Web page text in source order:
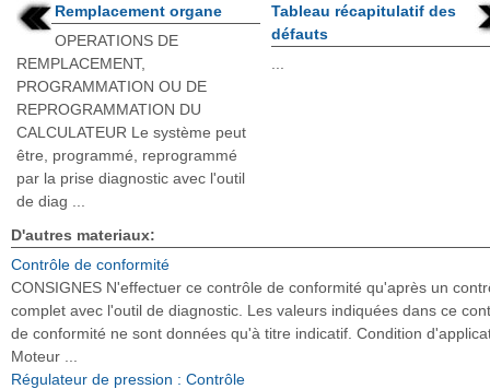
Remplacement organe
OPERATIONS DE
REMPLACEMENT,
PROGRAMMATION OU DE
REPROGRAMMATION DU
CALCULATEUR Le système peut
être, programmé, reprogrammé
par la prise diagnostic avec l'outil
de diag ...
Tableau récapitulatif des
défauts
D'autres materiaux:
Contrôle de conformité
CONSIGNES N'effectuer ce contrôle de conformité qu'après un
complet avec l'outil de diagnostic. Les valeurs indiquées dans ce
de conformité ne sont données qu'à titre indicatif. Condition
Moteur ...
Régulateur de pression : Contrôle